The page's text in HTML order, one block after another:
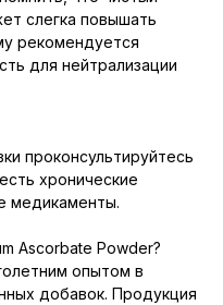
слегка повышать
рекомендуется
для нейтрализации
проконсультируйтесь
хронические
медикаменты.
Ascorbate Powder?
опытом в
добавок. Продукция